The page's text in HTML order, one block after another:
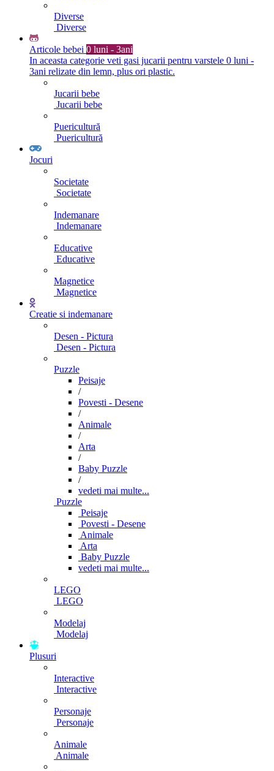
Diverse
Diverse
Articole bebei 0 luni - 3ani
In aceasta categorie veti gasi jucarii pentru varstele 0 luni -
3ani relizate din lemn, plus ori plastic.
Jucarii bebe
Jucarii bebe
Puericultură
Puericultură
Jocuri
Societate
Societate
Indemanare
Indemanare
Educative
Educative
Magnetice
Magnetice
Creatie si indemanare
Desen - Pictura
Desen - Pictura
Puzzle
Peisaje
/
Povesti - Desene
/
Animale
/
Arta
/
Baby Puzzle
/
vedeti mai multe...
Puzzle
Peisaje
Povesti - Desene
Animale
Arta
Baby Puzzle
vedeti mai multe...
LEGO
LEGO
Modelaj
Modelaj
Plusuri
Interactive
Interactive
Personaje
Personaje
Animale
Animale